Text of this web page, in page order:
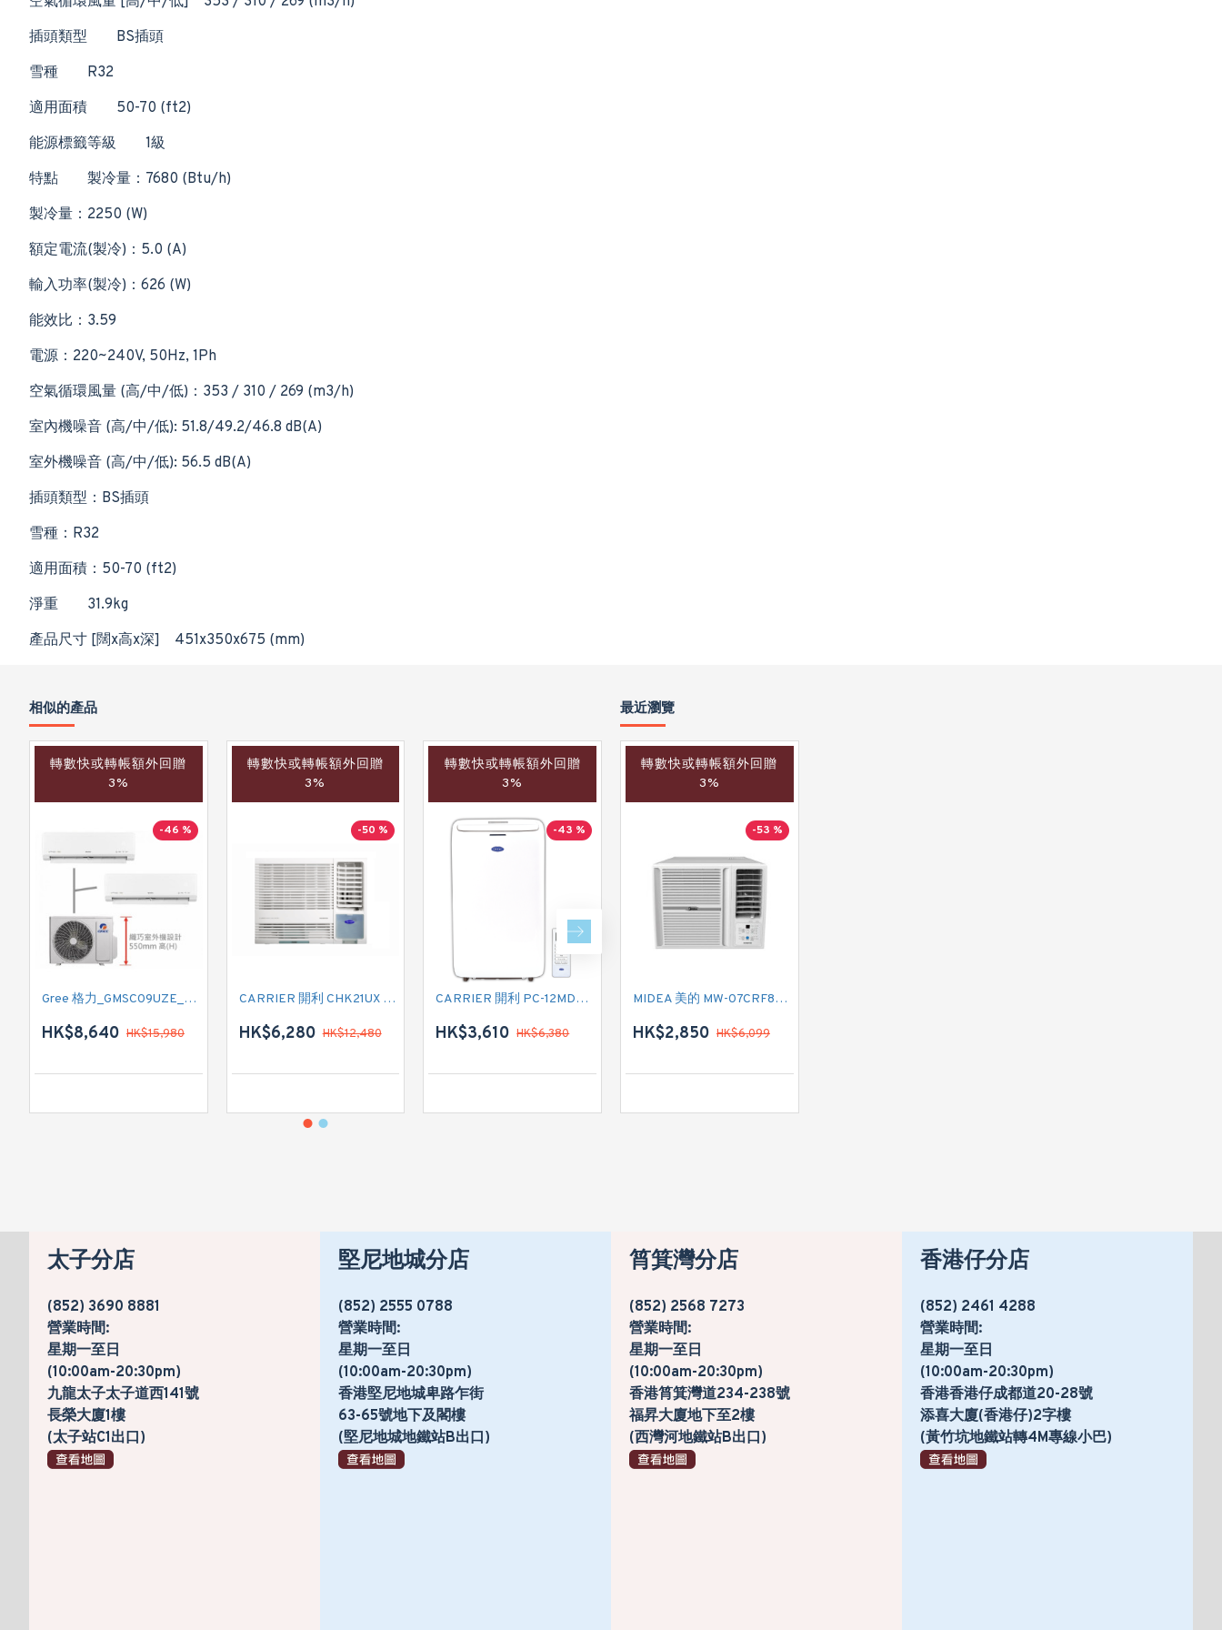
插頭類型
BS插頭
雪種
R32
適用面積
50-70 (ft2)
能源標籤等級
1級
特點
製冷量：7680 (Btu/h)
製冷量：2250 (W)
額定電流(製冷)：5.0 (A)
輸入功率(製冷)：626 (W)
能效比：3.59
電源：220~240V, 50Hz, 1Ph
空氣循環風量 (高/中/低)：353 / 310 / 269 (m3/h)
室內機噪音 (高/中/低): 51.8/49.2/46.8 dB(A)
室外機噪音 (高/中/低): 56.5 dB(A)
插頭類型：BS插頭
雪種：R32
適用面積：50-70 (ft2)
淨重
31.9kg
產品尺寸 [闊x高x深]
451x350x675 (mm)
相似的產品
轉數快或轉帳額外回贈
3%
-46 %
Gree 格力_GMSC09UZE_GMSC12UZE_GMSC18UZC_R32 掛牆變頻式1拖2分體冷氣機 (淨冷型)
HK$8,640 HK$15,980
轉數快或轉帳額外回贈
3%
-50 %
CARRIER 開利 CHK21UX 二匹半 變頻淨冷窗口式冷氣機 (附遙控)
HK$6,280 HK$12,480
轉數快或轉帳額外回贈
3%
-43 %
CARRIER 開利 PC-12MDK 匹半 移動式冷氣機 (附遙控)
HK$3,610 HK$6,380
轉數快或轉帳額外回贈
3%
-40 %
CARRIER 開利 PC09MDK 一匹 移動式淨冷型冷氣機 (附遙控)
HK$2,880 HK$4,780
最近瀏覽
轉數快或轉帳額外回贈
3%
-53 %
MIDEA 美的 MW-07CRF8E 3/4匹 變頻淨冷型窗口式冷氣機 (附遙控)
HK$2,850 HK$6,099
太子分店
(852) 3690 8881
營業時間:
星期一至日
(10:00am-20:30pm)
九龍太子太子道西141號
長榮大廈1樓
(太子站C1出口)
堅尼地城分店
(852) 2555 0788
營業時間:
星期一至日
(10:00am-20:30pm)
香港堅尼地城卑路乍街
63-65號地下及閣樓
(堅尼地城地鐵站B出口)
筲箕灣分店
(852) 2568 7273
營業時間:
星期一至日
(10:00am-20:30pm)
香港筲箕灣道234-238號
福昇大廈地下至2樓
(西灣河地鐵站B出口)
香港仔分店
(852) 2461 4288
營業時間:
星期一至日
(10:00am-20:30pm)
香港香港仔成都道20-28號
添喜大廈(香港仔)2字樓
(黃竹坑地鐵站轉4M專線小巴)